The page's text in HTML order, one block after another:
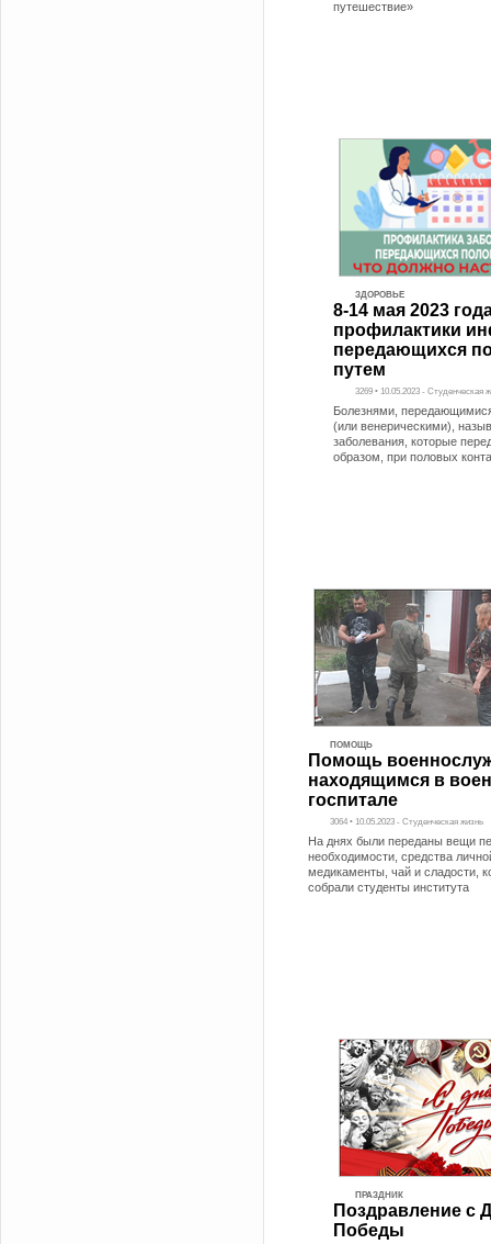
путешествие»
ЗДОРОВЬЕ
8-14 мая 2023
профилактики
передающихся
путем
3269 • 10.05.2023 - Студенческая
Болезнями,
(или венерическими),
заболевания, которые
образом, при половых
ПОМОЩЬ
Помощь
находящимся в
госпитале
3064 • 10.05.2023 - Студенческая жизнь
На днях были переданы вещи
необходимости, средства
медикаменты, чай и сладости,
собрали студенты института
ПРАЗДНИК
Поздравление с
Победы